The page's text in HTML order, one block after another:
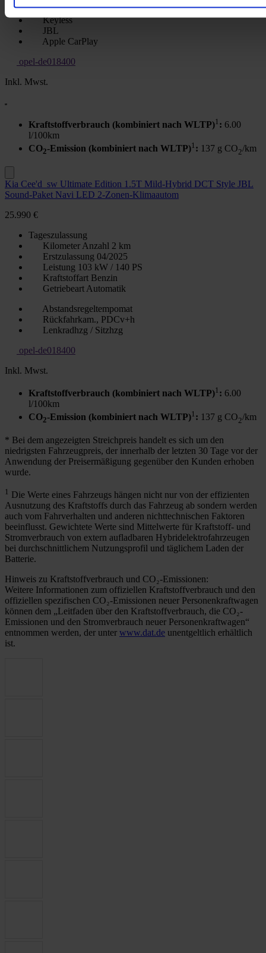
Keyless
JBL
Apple CarPlay
opel-de018400
Inkl. Mwst.
Kraftstoffverbrauch (kombiniert nach WLTP)1 : 6.00
l/100km
CO2-Emission (kombiniert nach WLTP)1 : 137 g CO2/km
Kia Cee'd_sw Ultimate Edition 1.5T Mild-Hybrid DCT Style JBL
Sound-Paket Navi LED 2-Zonen-Klimaautom
25.990 €
Tageszulassung
Kilometer Anzahl 2 km
Erstzulassung 04/2025
Leistung 103 kW / 140 PS
Kraftstoffart Benzin
Getriebeart Automatik
Abstandsregeltempomat
Rückfahrkam., PDCv+h
Lenkradhzg / Sitzhzg
opel-de018400
Inkl. Mwst.
Kraftstoffverbrauch (kombiniert nach WLTP)1 : 6.00
l/100km
CO2-Emission (kombiniert nach WLTP)1 : 137 g CO2/km
* Bei dem angezeigten Streichpreis handelt es sich um den
niedrigsten Fahrzeugpreis, der innerhalb der letzten 30 Tage vor der
Anwendung der Preisermäßigung gegenüber den Kunden erhoben
wurde.
1 Die Werte eines Fahrzeugs hängen nicht nur von der effizienten
Ausnutzung des Kraftstoffs durch das Fahrzeug ab sondern werden
auch vom Fahrverhalten und anderen nichttechnischen Faktoren
beeinflusst. Gewichtete Werte sind Mittelwerte für Kraftstoff- und
Stromverbrauch von extern aufladbaren Hybridelektrofahrzeugen
bei durchschnittlichem Nutzungsprofil und täglichem Laden der
Batterie.
Hinweis zu Kraftstoffverbrauch und CO₂-Emissionen:
Weitere Informationen zum offiziellen Kraftstoffverbrauch und den
offiziellen spezifischen CO₂-Emissionen neuer Personenkraftwagen
können dem „Leitfaden über den Kraftstoffverbrauch, die CO₂-
Emissionen und den Stromverbrauch neuer Personenkraftwagen“
entnommen werden, der unter www.dat.de unentgeltlich erhältlich
ist.